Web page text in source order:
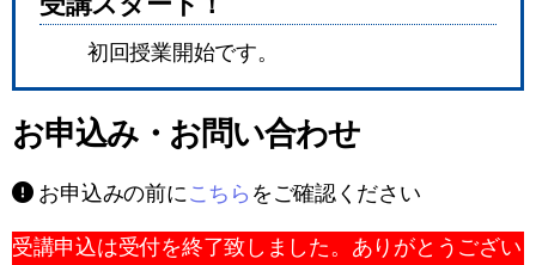
初回授業開始です。
お申込み・お問い合わせ
お申込みの前に こちら をご確認ください
受講申込は受付を終了致しました。ありがとうござい